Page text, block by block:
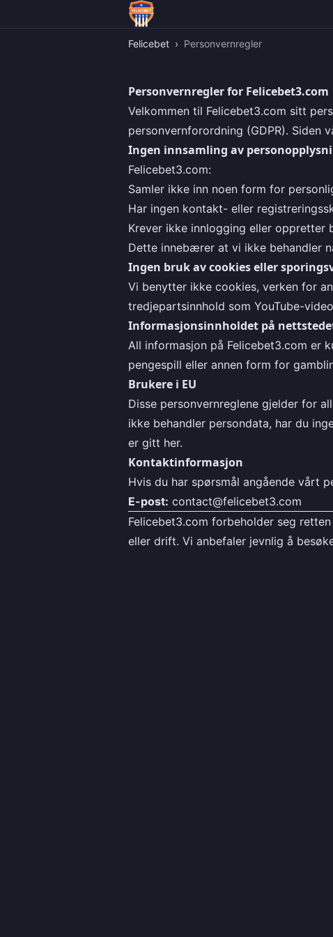
Felicebet › Personvernregler
Personvernregler for Felicebet3.com
Velkommen til Felicebet3.com sitt
personvernforordning (GDPR). Siden
Ingen innsamling av
Felicebet3.com:
Samler ikke inn noen form for
Har ingen kontakt- eller
Krever ikke innlogging eller oppretter
Dette innebærer at vi ikke behandler
Ingen bruk av cookies eller
Vi benytter ikke cookies, verken for
tredjepartsinnhold som YouTube-
Informasjonsinnholdet på
All informasjon på Felicebet3.com er
pengespill eller annen form for
Brukere i EU
Disse personvernreglene gjelder for
ikke behandler persondata, har du
er gitt her.
Kontaktinformasjon
Hvis du har spørsmål angående vårt
E-post: contact@felicebet3.com
Felicebet3.com forbeholder seg
eller drift. Vi anbefaler jevnlig å